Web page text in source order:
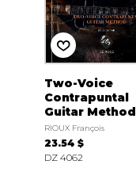
Two-Voice
Contrapuntal
Guitar Method
RIOUX François
23.54 $
DZ 4062